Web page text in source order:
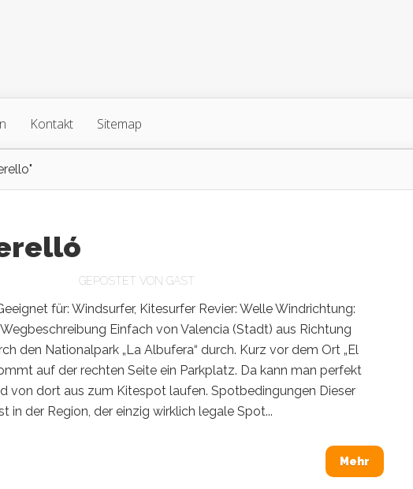
Kontakt Sitemap
GEPOSTET VON GAST
für: Windsurfer, Kitesurfer Revier: Welle Windrichtung:
Einfach von Valencia (Stadt) aus Richtung
den Nationalpark „La Albufera“ durch. Kurz vor dem Ort „El
auf der rechten Seite ein Parkplatz. Da kann man perfekt
von dort aus zum Kitespot laufen. Spotbedingungen Dieser
in der Region, der einzig wirklich legale Spot...
Mehr